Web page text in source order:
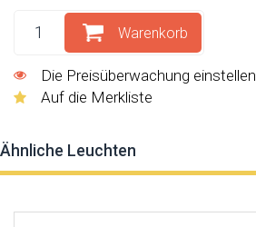
Warenkorb
Die Preisüberwachung einstellen
Auf die Merkliste
Ähnliche Leuchten